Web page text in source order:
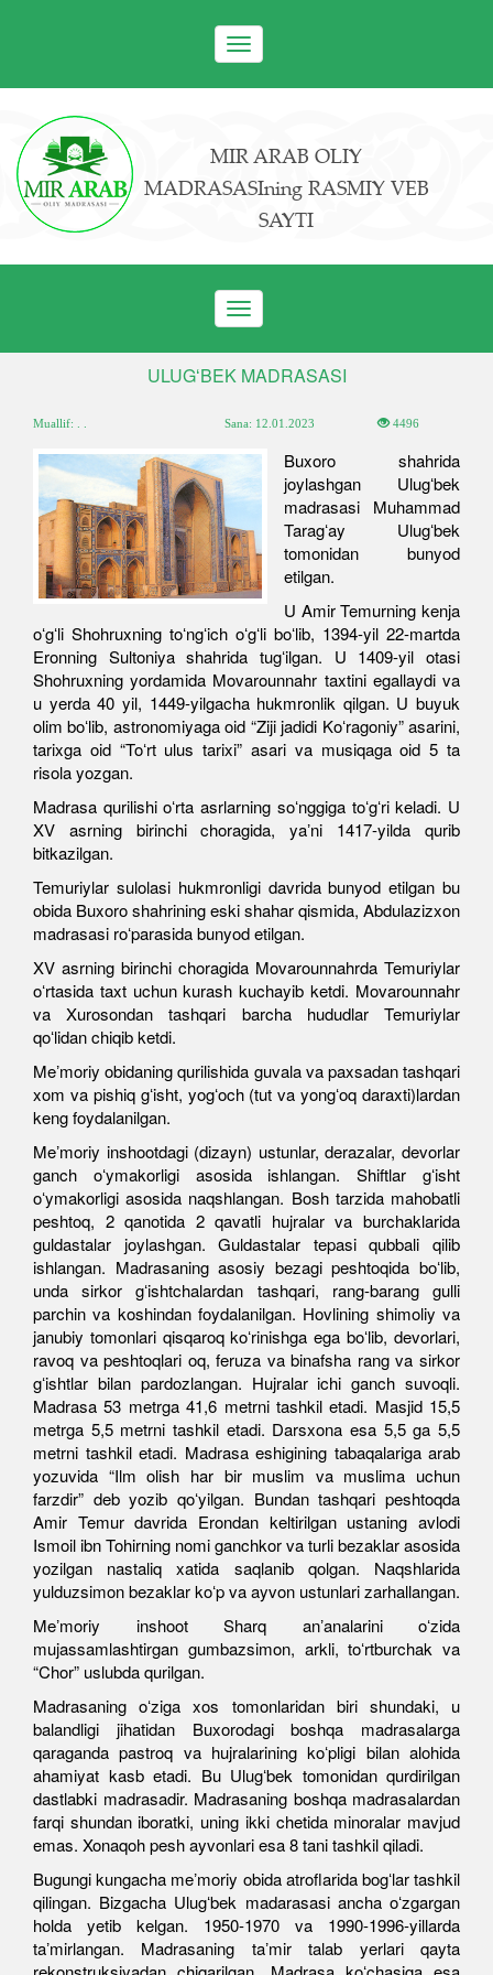
Toggle
navigation
MIR ARAB OLIY
MADRASASIning RASMIY VEB
SAYTI
Toggle
navigation
ULUGʻBEK MADRASASI
Muallif: . . Sana: 12.01.2023 4496
Buxoro shahrida
joylashgan Ulugʻbek
madrasasi Muhammad
Taragʻay Ulugʻbek
tomonidan bunyod
etilgan.
U Amir Temurning kenja
oʻgʻli Shohruxning toʻngʻich oʻgʻli boʻlib, 1394-yil 22-martda
Eronning Sultoniya shahrida tugʻilgan. U 1409-yil otasi
Shohruxning yordamida Movarounnahr taxtini egallaydi va
u yerda 40 yil, 1449-yilgacha hukmronlik qilgan. U buyuk
olim boʻlib, astronomiyaga oid “Ziji jadidi Koʻragoniy” asarini,
tarixga oid “Toʻrt ulus tarixi” asari va musiqaga oid 5 ta
risola yozgan.
Madrasa qurilishi oʻrta asrlarning soʻnggiga toʻgʻri keladi. U
XV asrning birinchi choragida, yaʼni 1417-yilda qurib
bitkazilgan.
Temuriylar sulolasi hukmronligi davrida bunyod etilgan bu
obida Buxoro shahrining eski shahar qismida, Abdulazizxon
madrasasi roʻparasida bunyod etilgan.
XV asrning birinchi choragida Movarounnahrda Temuriylar
oʻrtasida taxt uchun kurash kuchayib ketdi. Movarounnahr
va Xurosondan tashqari barcha hududlar Temuriylar
qoʻlidan chiqib ketdi.
Meʼmoriy obidaning qurilishida guvala va paxsadan tashqari
xom va pishiq gʻisht, yogʻoch (tut va yongʻoq daraxti)lardan
keng foydalanilgan.
Meʼmoriy inshootdagi (dizayn) ustunlar, derazalar, devorlar
ganch oʻymakorligi asosida ishlangan. Shiftlar gʻisht
oʻymakorligi asosida naqshlangan. Bosh tarzida mahobatli
peshtoq, 2 qanotida 2 qavatli hujralar va burchaklarida
guldastalar joylashgan. Guldastalar tepasi qubbali qilib
ishlangan. Madrasaning asosiy bezagi peshtoqida boʻlib,
unda sirkor gʻishtchalardan tashqari, rang-barang gulli
parchin va koshindan foydalanilgan. Hovlining shimoliy va
janubiy tomonlari qisqaroq koʻrinishga ega boʻlib, devorlari,
ravoq va peshtoqlari oq, feruza va binafsha rang va sirkor
gʻishtlar bilan pardozlangan. Hujralar ichi ganch suvoqli.
Madrasa 53 metrga 41,6 metrni tashkil etadi. Masjid 15,5
metrga 5,5 metrni tashkil etadi. Darsxona esa 5,5 ga 5,5
metrni tashkil etadi. Madrasa eshigining tabaqalariga arab
yozuvida “Ilm olish har bir muslim va muslima uchun
farzdir” deb yozib qoʻyilgan. Bundan tashqari peshtoqda
Amir Temur davrida Erondan keltirilgan ustaning avlodi
Ismoil ibn Tohirning nomi ganchkor va turli bezaklar asosida
yozilgan nastaliq xatida saqlanib qolgan. Naqshlarida
yulduzsimon bezaklar koʻp va ayvon ustunlari zarhallangan.
Meʼmoriy inshoot Sharq anʼanalarini oʻzida
mujassamlashtirgan gumbazsimon, arkli, toʻrtburchak va
“Chor” uslubda qurilgan.
Madrasaning oʻziga xos tomonlaridan biri shundaki, u
balandligi jihatidan Buxorodagi boshqa madrasalarga
qaraganda pastroq va hujralarining koʻpligi bilan alohida
ahamiyat kasb etadi. Bu Ulugʻbek tomonidan qurdirilgan
dastlabki madrasadir. Madrasaning boshqa madrasalardan
farqi shundan iboratki, uning ikki chetida minoralar mavjud
emas. Xonaqoh pesh ayvonlari esa 8 tani tashkil qiladi.
Bugungi kungacha meʼmoriy obida atroflarida bogʻlar tashkil
qilingan. Bizgacha Ulugʻbek madarasasi ancha oʻzgargan
holda yetib kelgan. 1950-1970 va 1990-1996-yillarda
taʼmirlangan. Madrasaning taʼmir talab yerlari qayta